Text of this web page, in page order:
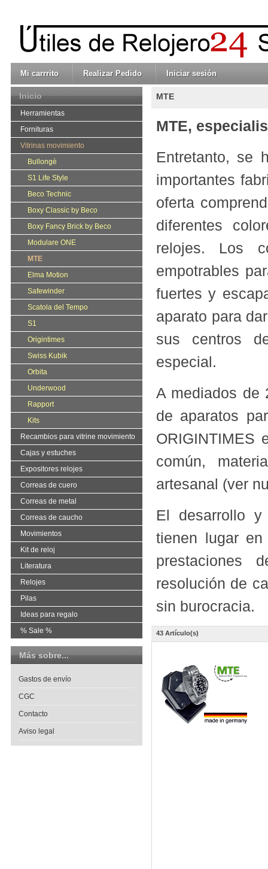
Mi carrrito Realizar Pedido Iniciar sesión
MTE
MTE,
Entretanto, se
importantes
oferta
diferentes
relojes. Los
empotrables
fuertes y
aparato para
sus centros
especial.
A mediados de
de aparatos
ORIGINTIMES
común,
artesanal (ver
El desarrollo
tienen lugar
prestaciones
resolución de
sin burocracia.
43 Artículo(s)
Inicio
Herramientas
Fornituras
Vitrinas movimiento
Bullongè
S1 Life Style
Beco Technic
Boxy Classic by Beco
Boxy Fancy Brick by Beco
Modulare ONE
MTE
Elma Motion
Safewinder
Scatola del Tempo
S1
Origintimes
Swiss Kubik
Orbita
Underwood
Rapport
Kits
Recambios para vitrine movimiento
Cajas y estuches
Expositores relojes
Correas de cuero
Correas de metal
Correas de caucho
Movimientos
Kit de reloj
Literatura
Relojes
Pilas
Ideas para regalo
% Sale %
Más sobre...
Gastos de envío
CGC
Contacto
Aviso legal